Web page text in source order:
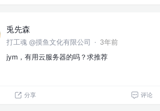
兎先森
打工魂 @摸鱼文化有限公司 · 3年前
jym，有用云服务器的吗？求推荐
分享 评论